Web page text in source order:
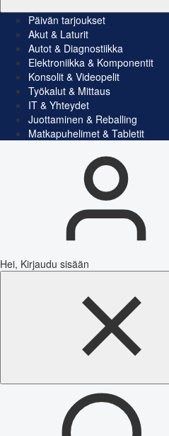
Päivän tarjoukset
Akut & Laturit
Autot & Diagnostiikka
Elektroniikka & Komponentit
Konsolit & Videopelit
Työkalut & Mittaus
IT & Yhteydet
Juottaminen & Reballing
Matkapuhelimet & Tabletit
Hei, Kirjaudu sisään